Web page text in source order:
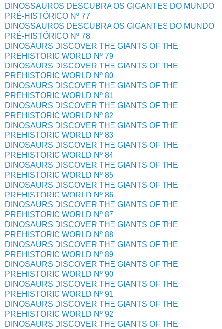
DINOSSAUROS DESCUBRA OS GIGANTES DO MUNDO
PRÉ-HISTÓRICO Nº 77
DINOSSAUROS DESCUBRA OS GIGANTES DO MUNDO
PRÉ-HISTÓRICO Nº 78
DINOSAURS DISCOVER THE GIANTS OF THE
PREHISTORIC WORLD Nº 79
DINOSAURS DISCOVER THE GIANTS OF THE
PREHISTORIC WORLD Nº 80
DINOSAURS DISCOVER THE GIANTS OF THE
PREHISTORIC WORLD Nº 81
DINOSAURS DISCOVER THE GIANTS OF THE
PREHISTORIC WORLD Nº 82
DINOSAURS DISCOVER THE GIANTS OF THE
PREHISTORIC WORLD Nº 83
DINOSAURS DISCOVER THE GIANTS OF THE
PREHISTORIC WORLD Nº 84
DINOSAURS DISCOVER THE GIANTS OF THE
PREHISTORIC WORLD Nº 85
DINOSAURS DISCOVER THE GIANTS OF THE
PREHISTORIC WORLD Nº 86
DINOSAURS DISCOVER THE GIANTS OF THE
PREHISTORIC WORLD Nº 87
DINOSAURS DISCOVER THE GIANTS OF THE
PREHISTORIC WORLD Nº 88
DINOSAURS DISCOVER THE GIANTS OF THE
PREHISTORIC WORLD Nº 89
DINOSAURS DISCOVER THE GIANTS OF THE
PREHISTORIC WORLD Nº 90
DINOSAURS DISCOVER THE GIANTS OF THE
PREHISTORIC WORLD Nº 91
DINOSAURS DISCOVER THE GIANTS OF THE
PREHISTORIC WORLD Nº 92
DINOSAURS DISCOVER THE GIANTS OF THE